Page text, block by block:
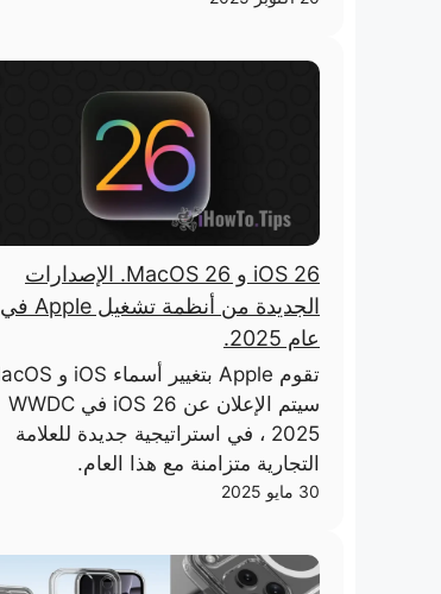
iOS 26 و MacOS 26. الإصدارات
الجديدة من أنظمة تشغيل Apple في
عام 2025.
سيتم الإعلان عن iOS 26 في WWDC
2025 ، في استراتيجية جديدة للعلامة
التجارية متزامنة مع هذا العام.
30 مايو 2025